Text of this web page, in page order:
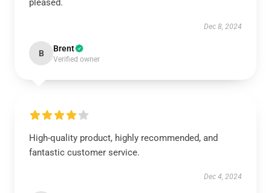
pleased.
Dec 8, 2024
B Brent
Verified owner
High-quality product, highly recommended, and
fantastic customer service.
Dec 4, 2024